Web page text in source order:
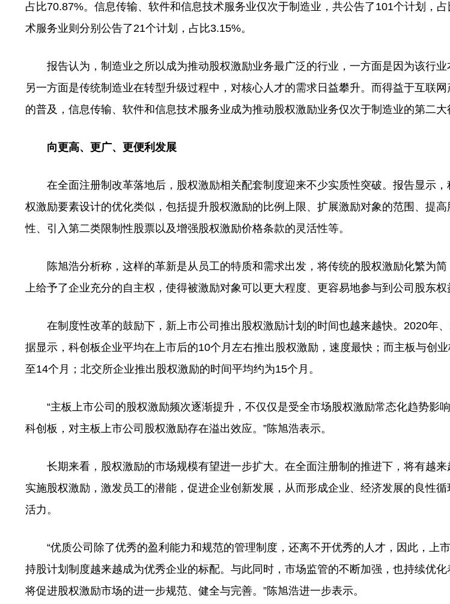
占比70.87%。信息传输、软件和信息技术服务业仅次于制造业，共公告了101个计划，
术服务业则分别公告了21个计划，占比3.15%。
报告认为，制造业之所以成为推动股权激励业务最广泛的行业，一方面是因为该行业
另一方面是传统制造业在转型升级过程中，对核心人才的需求日益攀升。而得益于互联
的普及，信息传输、软件和信息技术服务业成为推动股权激励业务仅次于制造业的第二大
向更高、更广、更便利发展
在全面注册制改革落地后，股权激励相关配套制度迎来不少实质性突破。报告显示，
权激励要素设计的优化类似，包括提升股权激励的比例上限、扩展激励对象的范围、提高
性、引入第二类限制性股票以及增强股权激励价格条款的灵活性等。
陈旭浩分析称，这样的革新是从员工的特质和需求出发，将传统的股权激励化繁为简
上给予了企业充分的自主权，使得被激励对象可以更大程度、更容易地参与到公司股东权
在制度性改革的鼓励下，新上市公司推出股权激励计划的时间也越来越快。2020年
据显示，科创板企业平均在上市后的10个月左右推出股权激励，速度最快；而主板与创
至14个月；北交所企业推出股权激励的时间平均约为15个月。
“主板上市公司的股权激励频次逐渐提升，不仅仅是受全市场股权激励常态化趋势影
科创板，对主板上市公司股权激励存在溢出效应。”陈旭浩表示。
长期来看，股权激励的市场规模有望进一步扩大。在全面注册制的推进下，将有越来
实施股权激励，激发员工的潜能，促进企业创新发展，从而形成企业、经济发展的良性
活力。
“优质公司除了优秀的盈利能力和规范的管理制度，还离不开优秀的人才，因此，上
持股计划制度越来越成为优秀企业的标配。与此同时，市场监管的不断加强，也持续优
将促进股权激励市场的进一步规范、健全与完善。”陈旭浩进一步表示。